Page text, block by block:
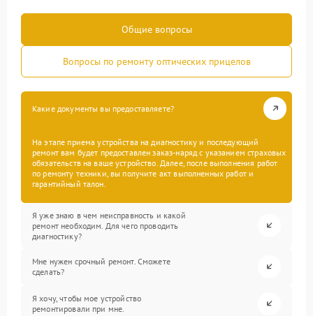
Общие вопросы
Вопросы по ремонту оптических прицелов
Какие документы вы предоставляете?
На этапе приема устройства на диагностику и последующий
ремонт вам будет предоставлен заказ-наряд с указанием страховых
обязательств на ваше устройство. Далее, после выполнения работ
по ремонту техники, вы получите акт выполненных работ и
гарантийный талон.
Я уже знаю в чем неисправность и какой
ремонт необходим. Для чего проводить
диагностику?
Мне нужен срочный ремонт. Сможете
сделать?
Я хочу, чтобы мое устройство
ремонтировали при мне.